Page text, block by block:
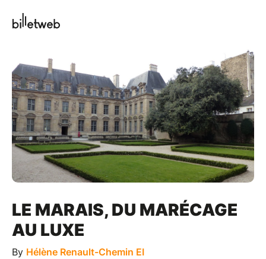
LE MARAIS, DU MARÉCAGE
AU LUXE
By Hélène Renault-Chemin EI